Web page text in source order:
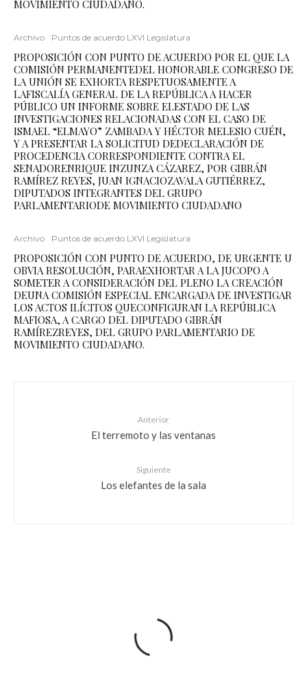
MOVIMIENTO CIUDADANO.
Archivo Puntos de acuerdo LXVI Legislatura
PROPOSICIÓN CON PUNTO DE ACUERDO POR EL QUE LA
COMISIÓN PERMANENTEDEL HONORABLE CONGRESO DE
LA UNIÓN SE EXHORTA RESPETUOSAMENTE A
LAFISCALÍA GENERAL DE LA REPÚBLICA A HACER
PÚBLICO UN INFORME SOBRE ELESTADO DE LAS
INVESTIGACIONES RELACIONADAS CON EL CASO DE
ISMAEL “ELMAYO” ZAMBADA Y HÉCTOR MELESIO CUÉN,
Y A PRESENTAR LA SOLICITUD DEDECLARACIÓN DE
PROCEDENCIA CORRESPONDIENTE CONTRA EL
SENADORENRIQUE INZUNZA CÁZAREZ, POR GIBRÁN
RAMÍREZ REYES, JUAN IGNACIOZAVALA GUTIÉRREZ,
DIPUTADOS INTEGRANTES DEL GRUPO
PARLAMENTARIODE MOVIMIENTO CIUDADANO
Archivo Puntos de acuerdo LXVI Legislatura
PROPOSICIÓN CON PUNTO DE ACUERDO, DE URGENTE U
OBVIA RESOLUCIÓN, PARAEXHORTAR A LA JUCOPO A
SOMETER A CONSIDERACIÓN DEL PLENO LA CREACIÓN
DEUNA COMISIÓN ESPECIAL ENCARGADA DE INVESTIGAR
LOS ACTOS ILÍCITOS QUECONFIGURAN LA REPÚBLICA
MAFIOSA, A CARGO DEL DIPUTADO GIBRÁN
RAMÍREZREYES, DEL GRUPO PARLAMENTARIO DE
MOVIMIENTO CIUDADANO.
Anterior
El terremoto y las ventanas
Siguiente
Los elefantes de la sala